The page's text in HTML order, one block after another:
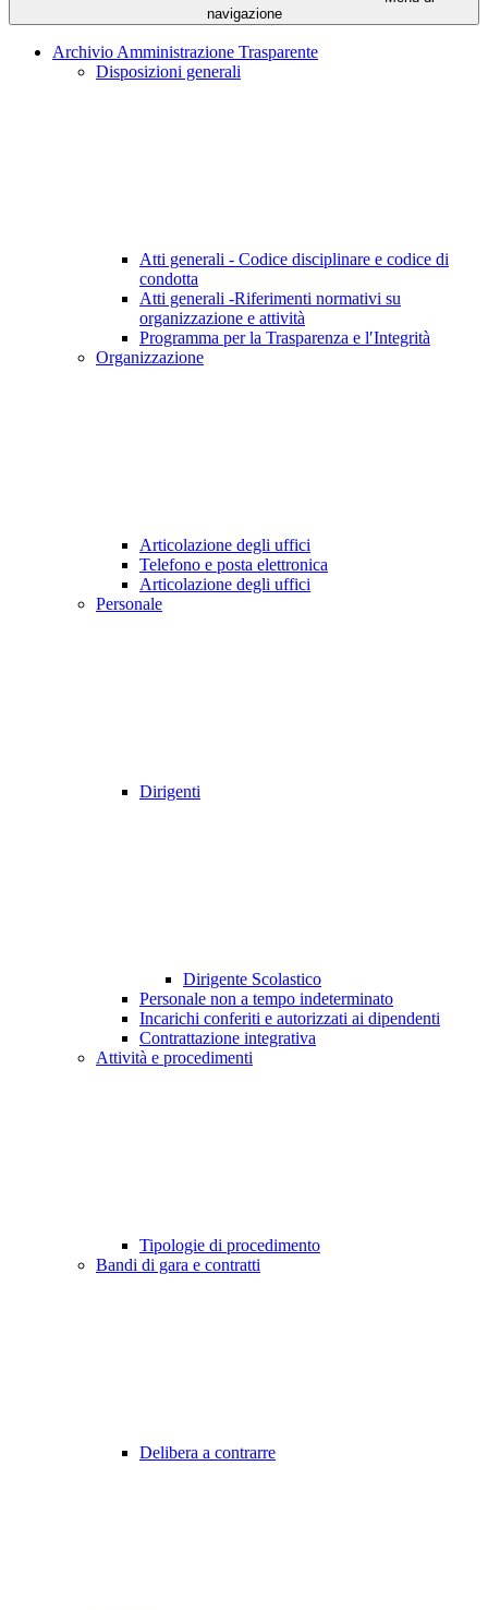
navigazione
Archivio Amministrazione Trasparente
Disposizioni generali
Atti generali - Codice disciplinare e codice di
condotta
Atti generali -Riferimenti normativi su
organizzazione e attività
Programma per la Trasparenza e l′Integrità
Organizzazione
Articolazione degli uffici
Telefono e posta elettronica
Articolazione degli uffici
Personale
Dirigenti
Dirigente Scolastico
Personale non a tempo indeterminato
Incarichi conferiti e autorizzati ai dipendenti
Contrattazione integrativa
Attività e procedimenti
Tipologie di procedimento
Bandi di gara e contratti
Delibera a contrarre